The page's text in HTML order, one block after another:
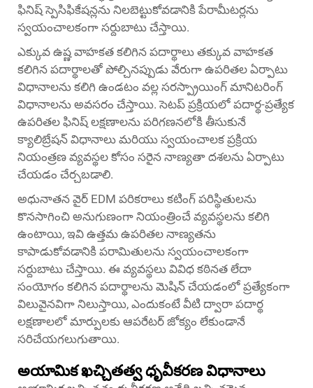
ఫినిష్ స్పెసిఫికేషన్లను నిలబెట్టుకోవడానికి పేరామీటర్లను
స్వయంచాలకంగా సర్దుబాటు చేస్తాయి.
ఎక్కువ ఉష్ణ వాహకత కలిగిన పదార్థాలు తక్కువ వాహకత
కలిగిన పదార్థాలతో పోల్చినప్పుడు వేరుగా ఉపరితల ఏర్పాటు
విధానాలను కలిగి ఉండటం వల్ల సరస్ప్రాయింగ్ మానిటరింగ్
విధానాలను అవసరం చేస్తాయి. సెటప్ ప్రక్రియలో పదార్థ-ప్రత్యేక
ఉపరితల ఫినిష్ లక్షణాలను పరిగణనలోకి తీసుకునే
క్యాలిబ్రేషన్ విధానాలు మరియు స్వయంచాలక ప్రక్రియ
నియంత్రణ వ్యవస్థల కోసం సరైన నాణ్యతా దశలను ఏర్పాటు
చేయడం చేర్చబడాలి.
అధునాతన వైర్ EDM పరికరాలు కటింగ్ పరిస్థితులను
కొనసాగించి అనుగుణంగా నియంత్రించే వ్యవస్థలను కలిగి
ఉంటాయి, ఇవి ఉత్తమ ఉపరితల నాణ్యతను
కాపాడుకోవడానికి పరామితులను స్వయంచాలకంగా
సర్దుబాటు చేస్తాయి. ఈ వ్యవస్థలు వివిధ కఠినత లేదా
సంయోగం కలిగిన పదార్థాలను మెషిన్ చేయడంలో ప్రత్యేకంగా
విలువైనవిగా నిలుస్తాయి, ఎందుకంటే వీటి ద్వారా పదార్థ
లక్షణాలలో మార్పులకు ఆపరేటర్ జోక్యం లేకుండానే
సరిచేయగలుగుతాయి.
అయామిక ఖచ్చితత్వ ధృవీకరణ విధానాలు